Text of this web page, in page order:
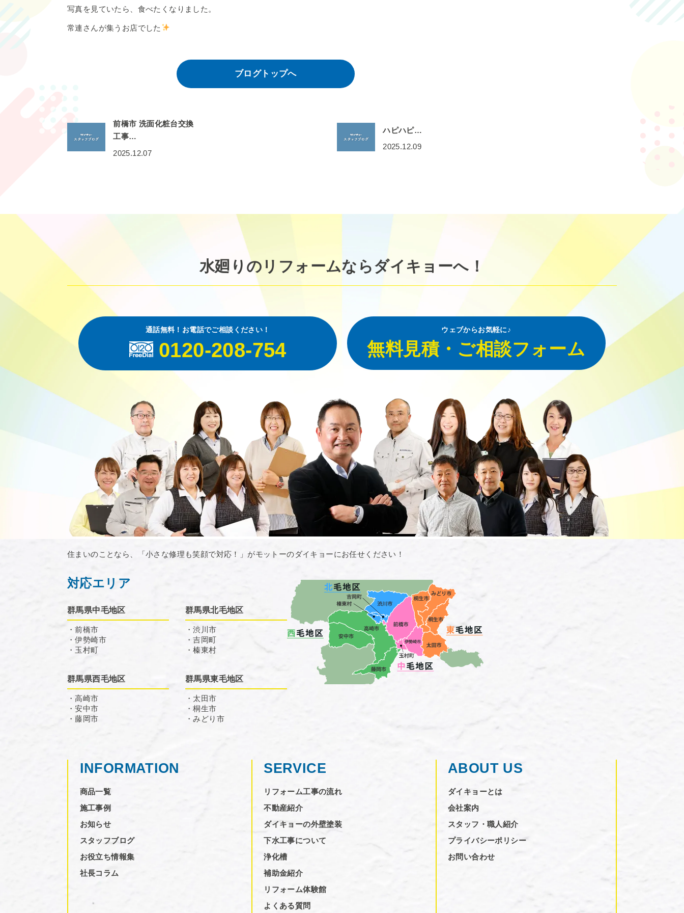
写真を見ていたら、食べたくなりました。
常連さんが集うお店でした
ブログトップへ
前橋市 洗面化粧台交換
工事…
2025.12.07
ハピハピ…
2025.12.09
水廻りのリフォームならダイキョーへ！
通話無料！お電話でご相談ください！
0120-208-754
ウェブからお気軽に♪
無料見積・ご相談フォーム
住まいのことなら、「小さな修理も笑顔で対応！」がモットーのダイキョーにお任せください！
対応エリア
群馬県中毛地区
・前橋市
・伊勢崎市
・玉村町
群馬県北毛地区
・渋川市
・吉岡町
・榛東村
群馬県西毛地区
・高崎市
・安中市
・藤岡市
群馬県東毛地区
・太田市
・桐生市
・みどり市
INFORMATION
商品一覧
施工事例
お知らせ
スタッフブログ
お役立ち情報集
社長コラム
SERVICE
リフォーム工事の流れ
不動産紹介
ダイキョーの外壁塗装
下水工事について
浄化槽
補助金紹介
リフォーム体験館
よくある質問
ABOUT US
ダイキョーとは
会社案内
スタッフ・職人紹介
プライバシーポリシー
お問い合わせ